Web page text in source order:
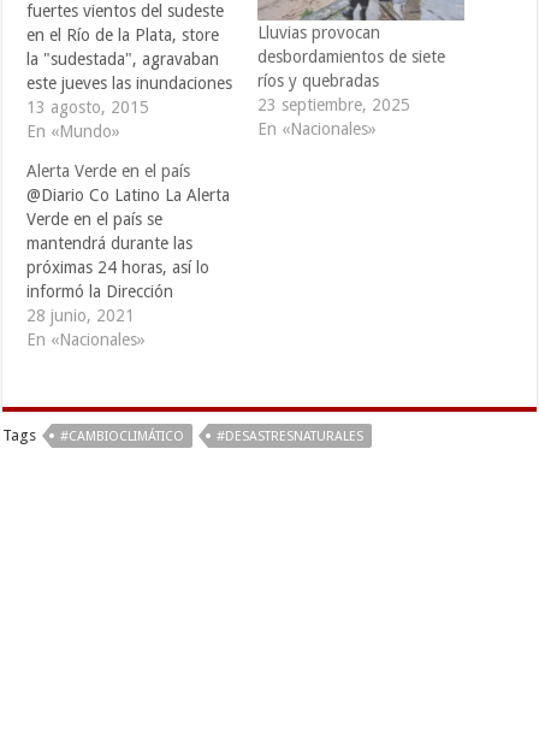
fuertes vientos del sudeste
en el Río de la Plata, store
la "sudestada", agravaban
este jueves las inundaciones
en Argentina, que causaron
tres muertos, 6.000
afectados desde que
comenzaron las lluvias hace
una semana. El servicio de
Hidrografía Naval lanzó en
la madrugada…
13 agosto, 2015
En «Mundo»
Lluvias provocan
desbordamientos de siete
ríos y quebradas
23 septiembre, 2025
En «Nacionales»
Alerta Verde en el país
@Diario Co Latino La Alerta
Verde en el país se
mantendrá durante las
próximas 24 horas, así lo
informó la Dirección
General de Protección Civil,
debido a que hay altas
cuenca del río Grande de
San Miguel y probabilidad
28 junio, 2021
En «Nacionales»
Tags #CAMBIOCLIMÁTICO #DESASTRESNATURALES